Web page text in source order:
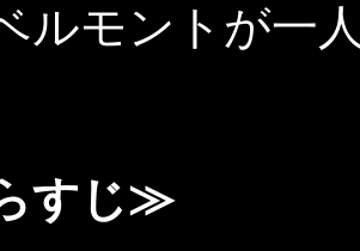
ルモントが一
すじ≫